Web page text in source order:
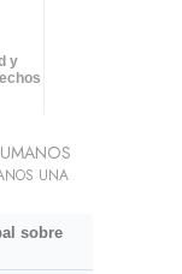
y
UNA
sobre